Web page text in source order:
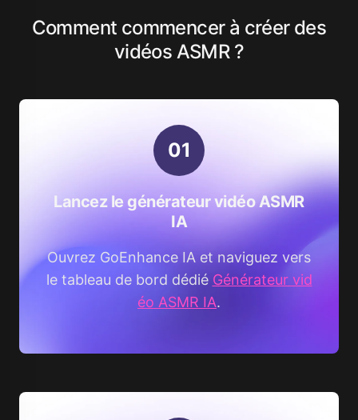
Comment commencer à créer des
vidéos ASMR ?
01
Lancez le générateur vidéo ASMR
IA
Ouvrez GoEnhance IA et naviguez vers
le tableau de bord dédié Générateur vid
éo ASMR IA.